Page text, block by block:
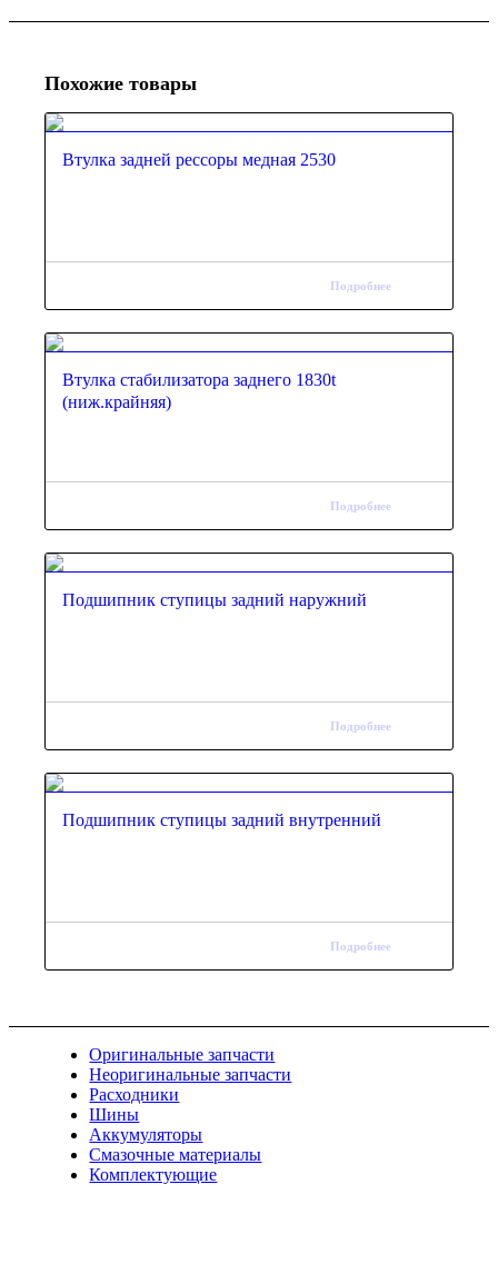
Похожие товары
Втулка задней рессоры медная 2530
Подробнее
Втулка стабилизатора заднего 1830t
(ниж.крайняя)
Подробнее
Подшипник ступицы задний наружний
Подробнее
Подшипник ступицы задний внутренний
Подробнее
Оригинальные запчасти
Неоригинальные запчасти
Расходники
Шины
Аккумуляторы
Смазочные материалы
Комплектующие